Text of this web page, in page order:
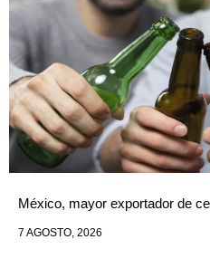
México, mayor exportador de
7 AGOSTO, 2026